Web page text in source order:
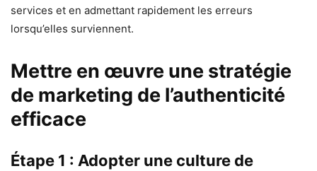
services et en admettant rapidement les erreurs
lorsqu’elles surviennent.
Mettre en œuvre une stratégie
de marketing de l’authenticité
efficace
Étape 1 : Adopter une culture de